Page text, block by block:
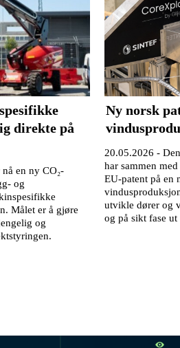
direkte på
en ny CO₂-
og
Målet er å gjøre
og
Ny norsk
20.05.2026 -
har sammen
EU-patent på en
utvikle dører og
og på sikt fase